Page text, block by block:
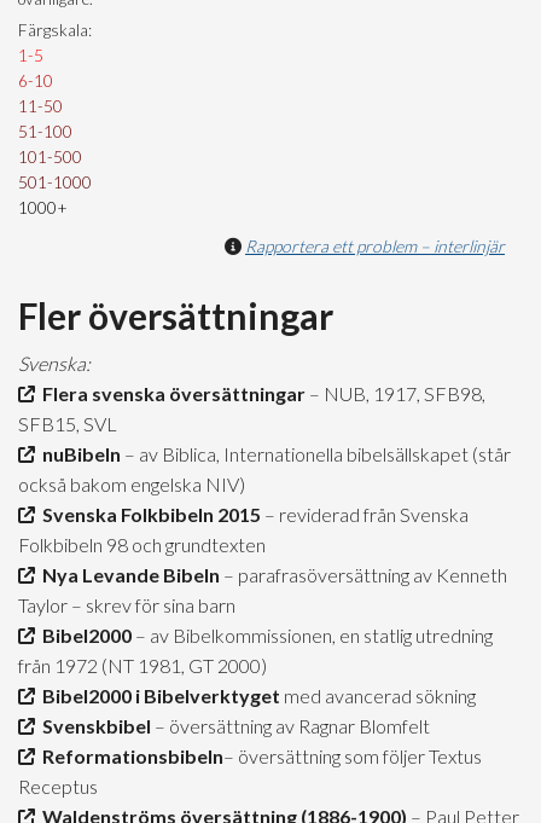
Färgskala:
1-5
6-10
11-50
51-100
101-500
501-1000
1000+
Rapportera ett problem – interlinjär
Fler översättningar
Svenska:
Flera svenska översättningar – NUB, 1917, SFB98,
SFB15, SVL
nuBibeln – av Biblica, Internationella bibelsällskapet (står
också bakom engelska NIV)
Svenska Folkbibeln 2015 – reviderad från Svenska
Folkbibeln 98 och grundtexten
Nya Levande Bibeln – parafrasöversättning av Kenneth
Taylor – skrev för sina barn
Bibel2000 – av Bibelkommissionen, en statlig utredning
från 1972 (NT 1981, GT 2000)
Bibel2000 i Bibelverktyget med avancerad sökning
Svenskbibel – översättning av Ragnar Blomfelt
Reformationsbibeln– översättning som följer Textus
Receptus
Waldenströms översättning (1886-1900) – Paul Petter